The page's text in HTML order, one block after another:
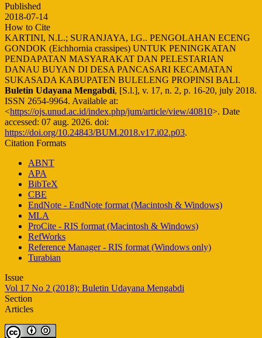
Published
2018-07-14
How to Cite
KARTINI, N.L.; SURANJAYA, I.G.. PENGOLAHAN ECENG
GONDOK (Eichhornia crassipes) UNTUK PENINGKATAN
PENDAPATAN MASYARAKAT DAN PELESTARIAN
DANAU BUYAN DI DESA PANCASARI KECAMATAN
SUKASADA KABUPATEN BULELENG PROPINSI BALI.
Buletin Udayana Mengabdi, [S.l.], v. 17, n. 2, p. 16-20, july 2018.
ISSN 2654-9964. Available at:
<https://ojs.unud.ac.id/index.php/jum/article/view/40810>. Date
accessed: 07 aug. 2026. doi:
https://doi.org/10.24843/BUM.2018.v17.i02.p03.
Citation Formats
ABNT
APA
BibTeX
CBE
EndNote - EndNote format (Macintosh & Windows)
MLA
ProCite - RIS format (Macintosh & Windows)
RefWorks
Reference Manager - RIS format (Windows only)
Turabian
Issue
Vol 17 No 2 (2018): Buletin Udayana Mengabdi
Section
Articles